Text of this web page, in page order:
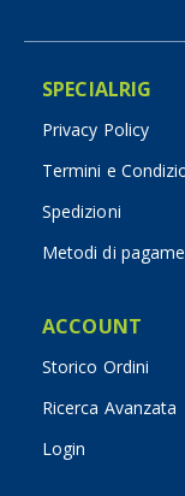
SPECIALRIG
Privacy Policy
Termini e
Spedizioni
Metodi di
ACCOUNT
Storico Ordini
Ricerca Avanzata
Login